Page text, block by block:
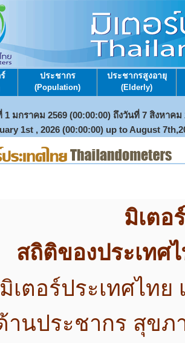
ประชากร
(Population)
ประชากรสูงอายุ
(Elderly)
มกราคม 2569 (00:00:00) ถึงวันที่ 7 สิงหาคม
1st , 2026 (00:00:00) up to August
ประชากร
(Population)
ประชากรสูงอายุ
(Elderly)
1 มกราคม 2569 (00:00:00) ถึงวันที่ 7
1st , 2026 (00:00:00) up to August
มิเตอ
สถิติของประเทศ
ร์ประเทศไทย เ
านประชากร สุขภ